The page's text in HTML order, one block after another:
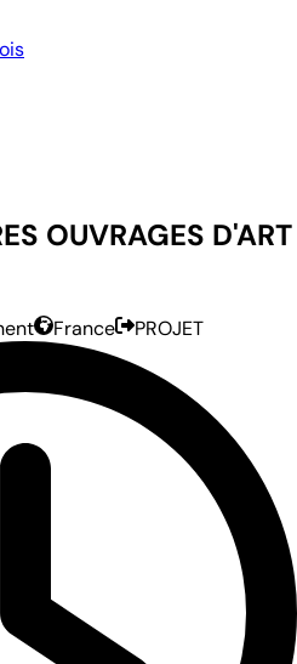
OUVRAGES D'ART
France PROJET